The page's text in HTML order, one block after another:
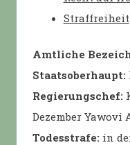
Straffreiheit
Amtliche
Staatsoberhaupt:
Regierungschef:
Dezember Yawovi
Todesstrafe:in